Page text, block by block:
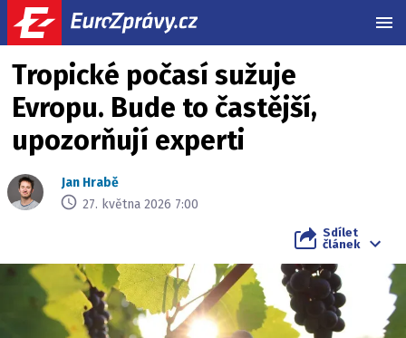
Tropické počasí sužuje
Evropu. Bude to častější,
upozorňují experti
Jan Hrabě
27. května 2026 7:00
Sdílet
článek